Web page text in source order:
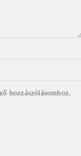
hozzászólásomhoz.